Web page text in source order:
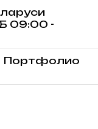
09:00 -
Портфолио